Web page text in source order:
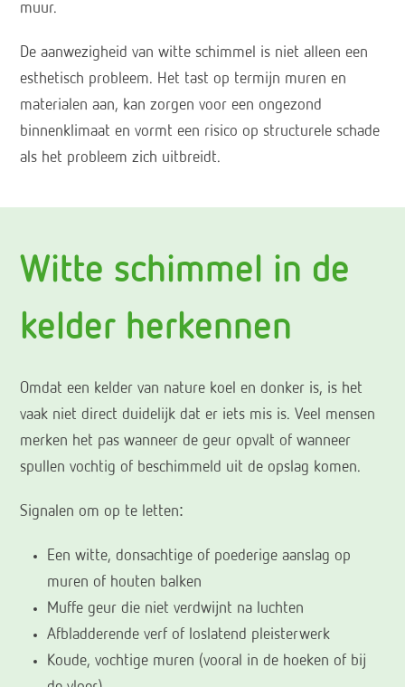
muur.
De aanwezigheid van witte schimmel is niet alleen een
esthetisch probleem. Het tast op termijn muren en
materialen aan, kan zorgen voor een ongezond
binnenklimaat en vormt een risico op structurele schade
als het probleem zich uitbreidt.
Witte schimmel in de
kelder herkennen
Omdat een kelder van nature koel en donker is, is het
vaak niet direct duidelijk dat er iets mis is. Veel mensen
merken het pas wanneer de geur opvalt of wanneer
spullen vochtig of beschimmeld uit de opslag komen.
Signalen om op te letten:
Een witte, donsachtige of poederige aanslag op
muren of houten balken
Muffe geur die niet verdwijnt na luchten
Afbladderende verf of loslatend pleisterwerk
Koude, vochtige muren (vooral in de hoeken of bij